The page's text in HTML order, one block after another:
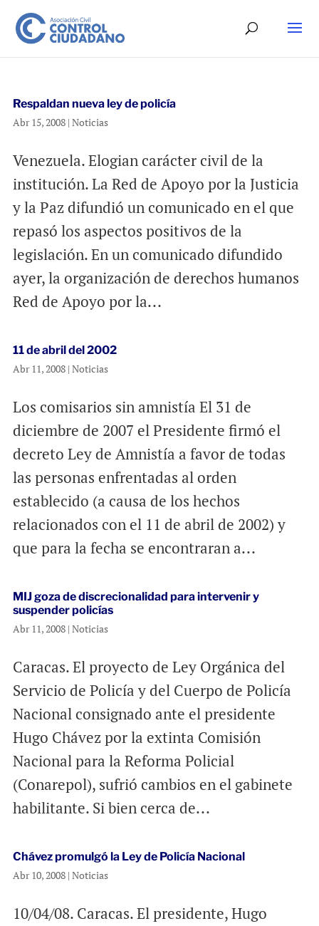
Respaldan nueva ley de policía
Abr 15, 2008| Noticias
Venezuela. Elogian carácter civil de la
institución. La Red de Apoyo por la Justicia
y la Paz difundió un comunicado en el que
repasó los aspectos positivos de la
legislación. En un comunicado difundido
ayer, la organización de derechos humanos
Red de Apoyo por la...
11 de abril del 2002
Abr 11, 2008| Noticias
Los comisarios sin amnistía El 31 de
diciembre de 2007 el Presidente firmó el
decreto Ley de Amnistía a favor de todas
las personas enfrentadas al orden
establecido (a causa de los hechos
relacionados con el 11 de abril de 2002) y
que para la fecha se encontraran a...
MIJ goza de discrecionalidad para intervenir y
suspender policías
Abr 11, 2008| Noticias
Caracas. El proyecto de Ley Orgánica del
Servicio de Policía y del Cuerpo de Policía
Nacional consignado ante el presidente
Hugo Chávez por la extinta Comisión
Nacional para la Reforma Policial
(Conarepol), sufrió cambios en el gabinete
habilitante. Si bien cerca de...
Chávez promulgó la Ley de Policía Nacional
Abr 10, 2008| Noticias
10/04/08. Caracas. El presidente, Hugo